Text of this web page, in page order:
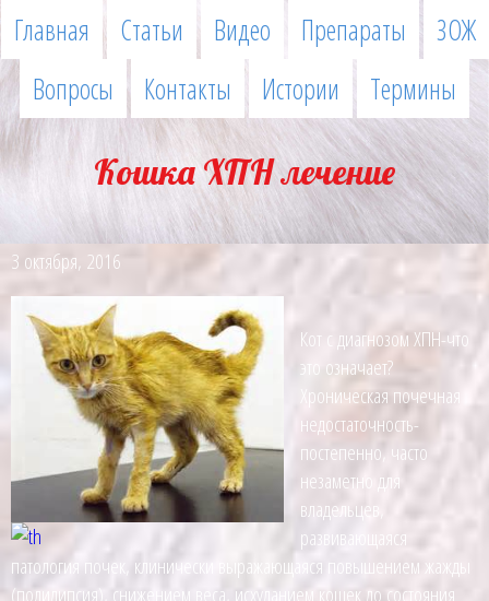
Главная Статьи Видео Препараты
ЗОЖ
Вопросы
Контакты Истории Термины
Кошка ХПН лечение
3 октября, 2016
Кот с диагнозом ХПН-что
это означает?
Хроническая почечная
недостаточность-
постепенно, часто
незаметно для
владельцев,
развивающаяся
патология почек, клинически выражающаяся повышением жажды
(полидипсия), снижением веса, исхуданием кошек до состояния